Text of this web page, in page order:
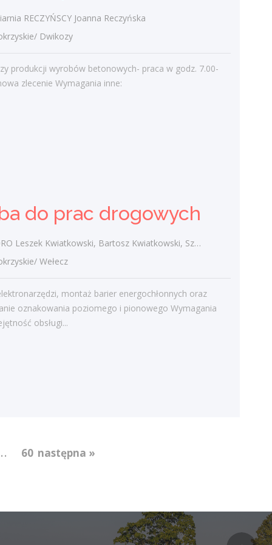
admin
Obcokrajowcy w
świętokrzyskim
admin-Zawody nadwyżkowe w
województwie świętokrzyskim
Bieżące informacje
RECZYŃSCY Joanna Reczyńska
Dwikozy
produkcji wyrobów betonowych- praca w godz. 7.00-
zlecenie Wymagania inne:
do prac drogowych
Kwiatkowski, Bartosz Kwiatkowski, Szymon Kwiatkowski spółka cywilna
Wełecz
montaż barier energochłonnych oraz
oznakowania poziomego i pionowego Wymagania
obsługi...
60 następna »